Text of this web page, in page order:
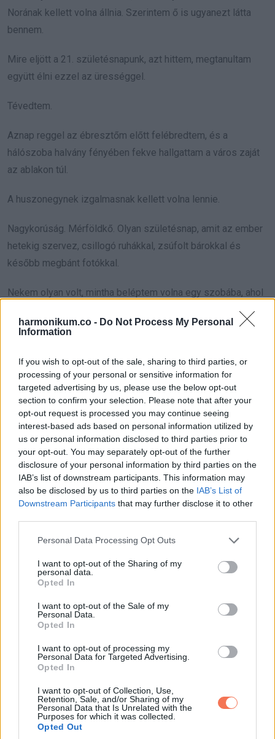
harmonikum.co - Do Not Process My Personal
Information
If you wish to opt-out of the sale, sharing to third parties, or
processing of your personal or sensitive information for
targeted advertising by us, please use the below opt-out
section to confirm your selection. Please note that after your
opt-out request is processed you may continue seeing
interest-based ads based on personal information utilized by
us or personal information disclosed to third parties prior to
your opt-out. You may separately opt-out of the further
disclosure of your personal information by third parties on the
IAB’s list of downstream participants. This information may
also be disclosed by us to third parties on the IAB’s List of
Downstream Participants that may further disclose it to other
Please note that this website/app uses one or more Google
not limited to your visit or usage behaviour. You may click to
grant or deny consent to Google and its third-party tags to
use your data for below specified purposes in below Google
consent section.
Personal Data Processing Opt Outs
I want to opt-out of the Sharing of my
personal data.
Opted In
I want to opt-out of the Sale of my
Personal Data.
Opted In
I want to opt-out of processing my
Personal Data for Targeted Advertising.
Opted In
I want to opt-out of Collection, Use,
Retention, Sale, and/or Sharing of my
Personal Data that Is Unrelated with the
Purposes for which it was collected.
Opted Out
Norának kellett volna állnia. Szerintem ő is ugyanezt látta
bennem.
Mire eljött a 21. születésnapunk, azt hittem, megtanultam
együtt élni ezzel az ürességgel.
Tévedtem.
Aznap reggel az ébresztőm előtt felébredtem, és a
hálószoba halvány fényében fekve hallgattam a város zaját
az ablakon túl.
A huszonegynek izgalmasnak kellett volna lennie.
Nagykorúság. Mérföldkő. Olyan születésnap, amit az ember
hetekig szervez, csillogó ruhákkal, zsúfolt bárokkal és
később megbánt fotókkal.
Nekem olyan volt, mintha beléptem volna egy szobába, ahol
találkozik a barátaival. Leila tíz perccel utánam ért oda,
krémszínű pulóverben, és azzal az óvatos arccal, amit az
évek alatt tanult meg.
„Boldog születésnapot”, mondtam.
„Neked is”, felelte.
Megöleltük egymást, de óvatosan. Röviden. Mintha
mindketten attól félnénk, hogy ha túl közel hajolunk, valami
Anya azért feldíszítette az étkezőt. Arany lufik lebegtek az
ablak mellett. A kredencen kis torta állt, pedig alig múlt
kilenc óra. Három tányér került az asztalra, megszokásból,
Leila is meglátta.
A tekintete megállt a harmadik terítéken, aztán elfordult.
Félig ettük már a reggelit, amikor anya belépett az étkezőbe.
Egy kis fa dobozt szorított a mellkasához.